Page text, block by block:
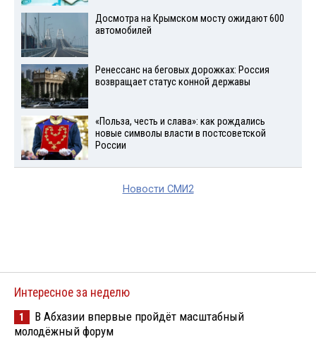
Досмотра на Крымском мосту ожидают 600
автомобилей
Ренессанс на беговых дорожках: Россия
возвращает статус конной державы
«Польза, честь и слава»: как рождались
новые символы власти в постсоветской
России
Новости СМИ2
Интересное за неделю
1
В Абхазии впервые пройдёт масштабный
молодёжный форум